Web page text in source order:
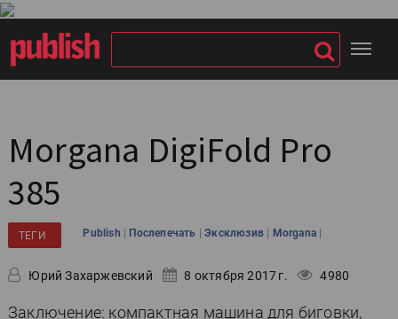
Morgana DigiFold Pro
385
ТЕГИ Publish |Послепечать |Эксклюзив | Morgana |
Юрий Захаржевский 8 октября 2017 г. 4980
Заключение: компактная машина для биговки,